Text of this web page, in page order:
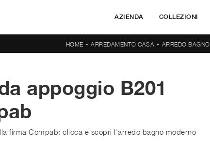
AZIENDA COLLEZIONI
HOME -ARREDAMENTO CASA - ARREDO BAGNO
appoggio B201
firma Compab: clicca e scopri l'arredo bagno moderno